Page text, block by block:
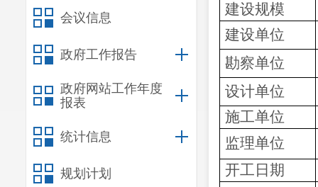
会议信息
政府工作报告
政府网站工作年度
报表
统计信息
规划计划
建设规模
建设单位
勘察单位
设计单位
施工单位
监理单位
开工日期